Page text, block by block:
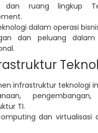
dan ruang lingkup
dalam operasi
dan peluang
infrastruktur teknologi
TI.
dan virtualisasi